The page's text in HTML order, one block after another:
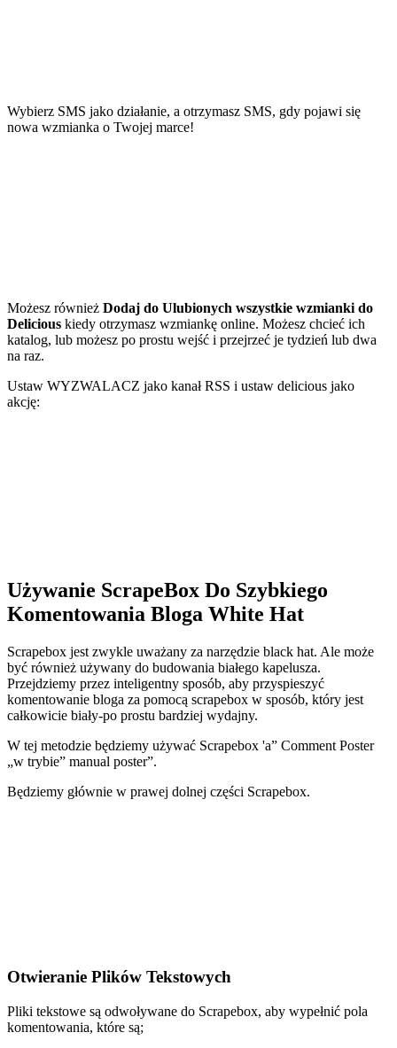
Wybierz SMS jako działanie, a otrzymasz SMS, gdy pojawi się
nowa wzmianka o Twojej marce!
Możesz również Dodaj do Ulubionych wszystkie wzmianki do
Delicious kiedy otrzymasz wzmiankę online. Możesz chcieć ich
katalog, lub możesz po prostu wejść i przejrzeć je tydzień lub dwa
na raz.
Ustaw WYZWALACZ jako kanał RSS i ustaw delicious jako
akcję:
Używanie ScrapeBox Do Szybkiego
Komentowania Bloga White Hat
Scrapebox jest zwykle uważany za narzędzie black hat. Ale może
być również używany do budowania białego kapelusza.
Przejdziemy przez inteligentny sposób, aby przyspieszyć
komentowanie bloga za pomocą scrapebox w sposób, który jest
całkowicie biały-po prostu bardziej wydajny.
W tej metodzie będziemy używać Scrapebox 'a” Comment Poster
„w trybie” manual poster”.
Będziemy głównie w prawej dolnej części Scrapebox.
Otwieranie Plików Tekstowych
Pliki tekstowe są odwoływane do Scrapebox, aby wypełnić pola
komentowania, które są;